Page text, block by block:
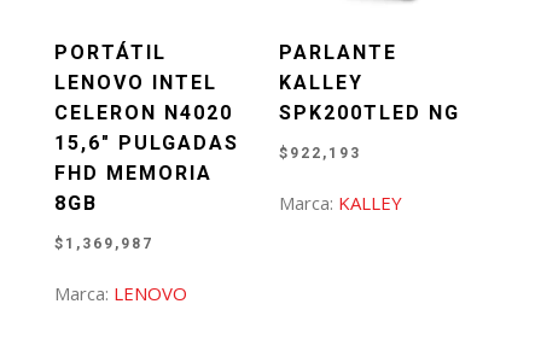
PORTÁTIL
LENOVO INTEL
CELERON N4020
15,6″ PULGADAS
FHD MEMORIA
8GB
$ 1,369,987
Marca: LENOVO
PARLANTE
KALLEY
SPK200TLED NG
$ 922,193
Marca: KALLEY